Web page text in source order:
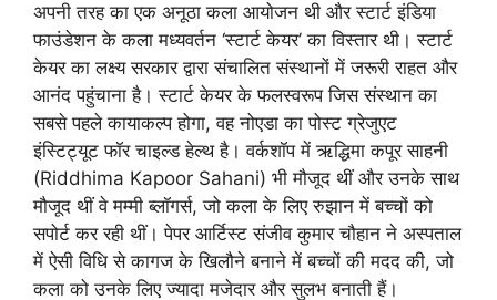
अपनी तरह का एक अनूठा कला आयोजन थी और स्‍टार्ट इंडिया
फाउंडेशन के कला मध्यवर्तन ‘स्‍टार्ट केयर’ का विस्‍तार थी। स्‍टार्ट
केयर का लक्ष्‍य सरकार द्वारा संचालित संस्‍थानों में जरूरी राहत और
आनंद पहुंचाना है। स्‍टार्ट केयर के फलस्‍वरूप जिस संस्‍थान का
सबसे पहले कायाकल्‍प होगा, वह नोएडा का पोस्‍ट ग्रेजुएट
इंस्टिट्यूट फॉर चाइल्‍ड हेल्‍थ है। वर्कशॉप में ऋद्धिमा कपूर साहनी
(Riddhima Kapoor Sahani) भी मौजूद थीं और उनके साथ
मौजूद थीं वे मम्‍मी ब्‍लॉगर्स, जो कला के लिए रुझान में बच्‍चों को
सपोर्ट कर रही थीं। पेपर आर्टिस्‍ट संजीव कुमार चौहान ने अस्‍पताल
में ऐसी विधि से कागज के खिलौने बनाने में बच्‍चों की मदद की, जो
कला को उनके लिए ज्‍यादा मजेदार और सुलभ बनाती हैं।